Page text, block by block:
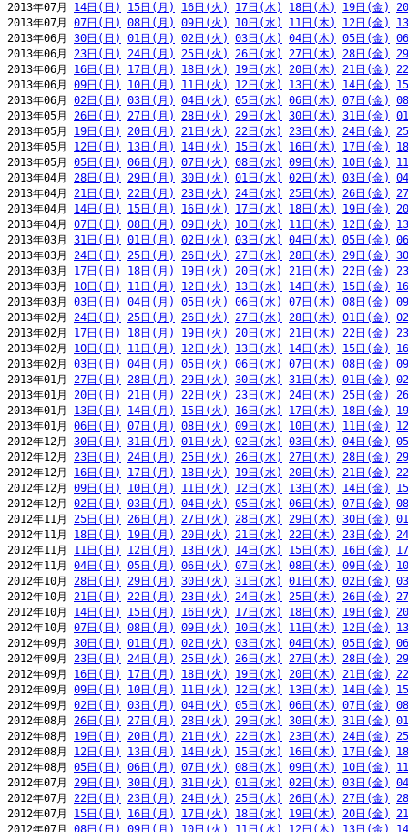
2013年07月 14日(日) 15日(月) 16日(火) 17日(水) 18日(木) 19日(金)
2013年07月 07日(日) 08日(月) 09日(火) 10日(水) 11日(木) 12日(金)
2013年06月 30日(日) 01日(月) 02日(火) 03日(水) 04日(木) 05日(金)
2013年06月 23日(日) 24日(月) 25日(火) 26日(水) 27日(木) 28日(金)
2013年06月 16日(日) 17日(月) 18日(火) 19日(水) 20日(木) 21日(金)
2013年06月 09日(日) 10日(月) 11日(火) 12日(水) 13日(木) 14日(金)
2013年06月 02日(日) 03日(月) 04日(火) 05日(水) 06日(木) 07日(金)
2013年05月 26日(日) 27日(月) 28日(火) 29日(水) 30日(木) 31日(金)
2013年05月 19日(日) 20日(月) 21日(火) 22日(水) 23日(木) 24日(金)
2013年05月 12日(日) 13日(月) 14日(火) 15日(水) 16日(木) 17日(金)
2013年05月 05日(日) 06日(月) 07日(火) 08日(水) 09日(木) 10日(金)
2013年04月 28日(日) 29日(月) 30日(火) 01日(水) 02日(木) 03日(金)
2013年04月 21日(日) 22日(月) 23日(火) 24日(水) 25日(木) 26日(金)
2013年04月 14日(日) 15日(月) 16日(火) 17日(水) 18日(木) 19日(金)
2013年04月 07日(日) 08日(月) 09日(火) 10日(水) 11日(木) 12日(金)
2013年03月 31日(日) 01日(月) 02日(火) 03日(水) 04日(木) 05日(金)
2013年03月 24日(日) 25日(月) 26日(火) 27日(水) 28日(木) 29日(金)
2013年03月 17日(日) 18日(月) 19日(火) 20日(水) 21日(木) 22日(金)
2013年03月 10日(日) 11日(月) 12日(火) 13日(水) 14日(木) 15日(金)
2013年03月 03日(日) 04日(月) 05日(火) 06日(水) 07日(木) 08日(金)
2013年02月 24日(日) 25日(月) 26日(火) 27日(水) 28日(木) 01日(金)
2013年02月 17日(日) 18日(月) 19日(火) 20日(水) 21日(木) 22日(金)
2013年02月 10日(日) 11日(月) 12日(火) 13日(水) 14日(木) 15日(金)
2013年02月 03日(日) 04日(月) 05日(火) 06日(水) 07日(木) 08日(金)
2013年01月 27日(日) 28日(月) 29日(火) 30日(水) 31日(木) 01日(金)
2013年01月 20日(日) 21日(月) 22日(火) 23日(水) 24日(木) 25日(金)
2013年01月 13日(日) 14日(月) 15日(火) 16日(水) 17日(木) 18日(金)
2013年01月 06日(日) 07日(月) 08日(火) 09日(水) 10日(木) 11日(金)
2012年12月 30日(日) 31日(月) 01日(火) 02日(水) 03日(木) 04日(金)
2012年12月 23日(日) 24日(月) 25日(火) 26日(水) 27日(木) 28日(金)
2012年12月 16日(日) 17日(月) 18日(火) 19日(水) 20日(木) 21日(金)
2012年12月 09日(日) 10日(月) 11日(火) 12日(水) 13日(木) 14日(金)
2012年12月 02日(日) 03日(月) 04日(火) 05日(水) 06日(木) 07日(金)
2012年11月 25日(日) 26日(月) 27日(火) 28日(水) 29日(木) 30日(金)
2012年11月 18日(日) 19日(月) 20日(火) 21日(水) 22日(木) 23日(金)
2012年11月 11日(日) 12日(月) 13日(火) 14日(水) 15日(木) 16日(金)
2012年11月 04日(日) 05日(月) 06日(火) 07日(水) 08日(木) 09日(金)
2012年10月 28日(日) 29日(月) 30日(火) 31日(水) 01日(木) 02日(金)
2012年10月 21日(日) 22日(月) 23日(火) 24日(水) 25日(木) 26日(金)
2012年10月 14日(日) 15日(月) 16日(火) 17日(水) 18日(木) 19日(金)
2012年10月 07日(日) 08日(月) 09日(火) 10日(水) 11日(木) 12日(金)
2012年09月 30日(日) 01日(月) 02日(火) 03日(水) 04日(木) 05日(金)
2012年09月 23日(日) 24日(月) 25日(火) 26日(水) 27日(木) 28日(金)
2012年09月 16日(日) 17日(月) 18日(火) 19日(水) 20日(木) 21日(金)
2012年09月 09日(日) 10日(月) 11日(火) 12日(水) 13日(木) 14日(金)
2012年09月 02日(日) 03日(月) 04日(火) 05日(水) 06日(木) 07日(金)
2012年08月 26日(日) 27日(月) 28日(火) 29日(水) 30日(木) 31日(金)
2012年08月 19日(日) 20日(月) 21日(火) 22日(水) 23日(木) 24日(金)
2012年08月 12日(日) 13日(月) 14日(火) 15日(水) 16日(木) 17日(金)
2012年08月 05日(日) 06日(月) 07日(火) 08日(水) 09日(木) 10日(金)
2012年07月 29日(日) 30日(月) 31日(火) 01日(水) 02日(木) 03日(金)
2012年07月 22日(日) 23日(月) 24日(火) 25日(水) 26日(木) 27日(金)
2012年07月 15日(日) 16日(月) 17日(火) 18日(水) 19日(木) 20日(金)
2012年07月 08日(日) 09日(月) 10日(火) 11日(水) 12日(木) 13日(金)